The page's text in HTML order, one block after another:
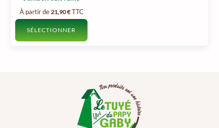
À partir de 21,90€ TTC
SÉLECTIONNER